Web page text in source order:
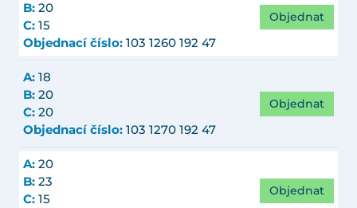
B: 20
C: 15
Objednací číslo: 103 1260 192 47
Objednat
A: 18
B: 20
C: 20
Objednací číslo: 103 1270 192 47
Objednat
A: 20
B: 23
C: 15
Objednat